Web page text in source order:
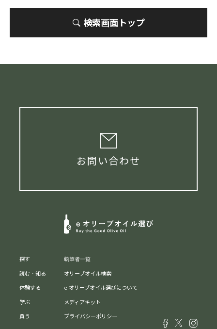
検索画面トップ
お問い合わせ
探す
読む・知る
体験する
学ぶ
買う
執筆者一覧
オリーブオイル検索
e オリーブオイル選びについて
メディアキット
プライバシーポリシー